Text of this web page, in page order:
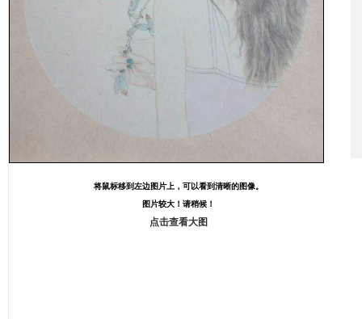
将鼠标移到左边图片上，可以看到清晰的图像。
图片较大！请稍候！
点击查看大图